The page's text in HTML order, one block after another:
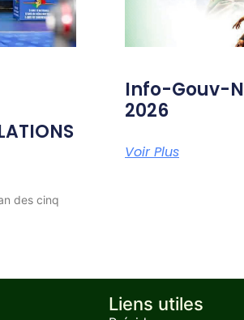
des cinq
Info-Gouv-
2026
Voir Plus
Liens utiles